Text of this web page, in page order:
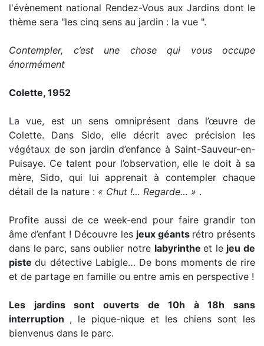
l'évènement national Rendez-Vous aux Jardins dont le
thème sera "les cinq sens au jardin : la vue ".
Contempler, c’est une chose qui vous occupe
énormément
Colette, 1952
La vue, est un sens omniprésent dans l’œuvre de
Colette. Dans Sido, elle décrit avec précision les
végétaux de son jardin d’enfance à Saint-Sauveur-en-
Puisaye. Ce talent pour l’observation, elle le doit à sa
mère, Sido, qui lui apprenait à contempler chaque
détail de la nature : « Chut !… Regarde… » .
Profite aussi de ce week-end pour faire grandir ton
âme d’enfant ! Découvre les jeux géants rétro présents
dans le parc, sans oublier notre labyrintheet le jeu de
pistedu détective Labigle… De bons moments de rire
et de partage en famille ou entre amis en perspective !
Les jardins sont ouverts de 10h à 18h sans
interruption , le pique-nique et les chiens sont les
bienvenus dans le parc.